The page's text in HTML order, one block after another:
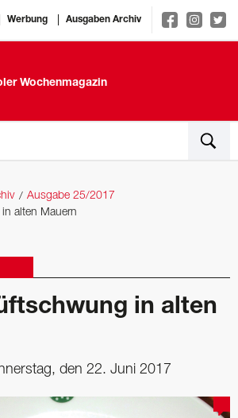
Werbung Ausgaben Archiv
Wochenmagazin
Ausgabe 25/2017
alten Mauern
in alten
den 22. Juni 2017